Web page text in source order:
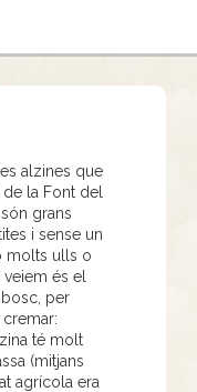
alzines que
la Font del
grans
i sense un
molts ulls o
és el
bosc, per
té molt
(mitjans
agrícola era